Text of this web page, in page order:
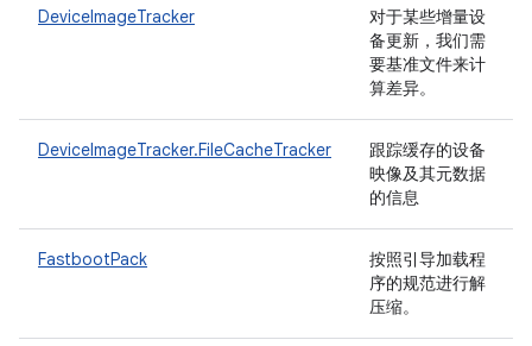
DeviceImageTracker
对于某些增量设
备更新，我们需
要基准文件来计
算差异。
DeviceImageTracker.FileCacheTracker
跟踪缓存的设备
映像及其元数据
的信息
FastbootPack
按照引导加载程
序的规范进行解
压缩。